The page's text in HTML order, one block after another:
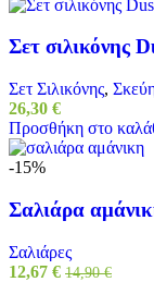
Σετ σιλικόνης
Σετ Σιλικόνης,
26,30 €
Προσθήκη στο
-15%
Σαλιάρα
Σαλιάρες
12,67 € 14,90€